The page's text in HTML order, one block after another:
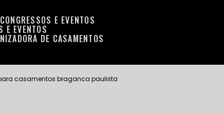
E EVENTOS
E EVENTOS
DE CASAMENTOS
casamentos braganca paulista